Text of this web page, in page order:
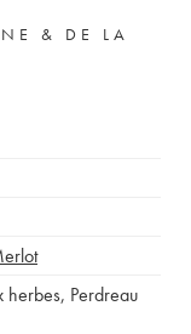
& DE LA
herbes, Perdreau